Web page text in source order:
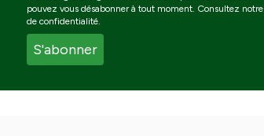
pouvez vous désabonner à tout moment. Consultez notre
de confidentialité.